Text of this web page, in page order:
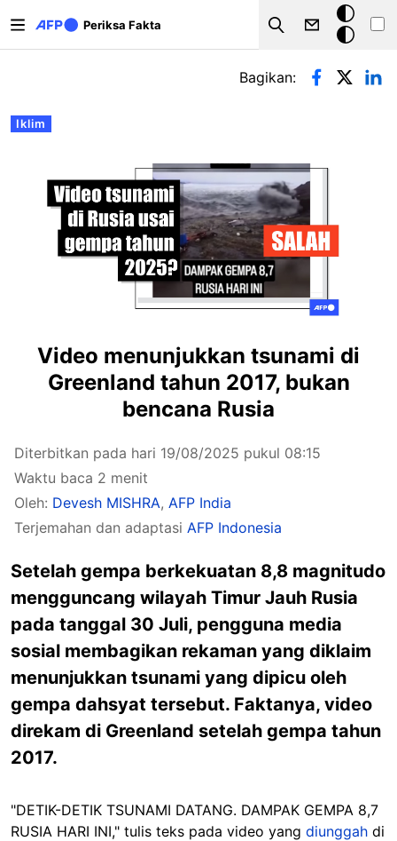
Periksa Fakta
Search
Mode
gelap
Tab primer
Iklim
Bagikan:
Video menunjukkan tsunami di
Greenland tahun 2017, bukan
bencana Rusia
Diterbitkan pada hari 19/08/2025 pukul 08:15
Waktu baca 2 menit
Oleh: Devesh MISHRA, AFP India
Terjemahan dan adaptasi AFP Indonesia
Setelah gempa berkekuatan 8,8 magnitudo
mengguncang wilayah Timur Jauh Rusia
pada tanggal 30 Juli, pengguna media
sosial membagikan rekaman yang diklaim
menunjukkan tsunami yang dipicu oleh
gempa dahsyat tersebut. Faktanya, video
direkam di Greenland setelah gempa tahun
2017.
"DETIK-DETIK TSUNAMI DATANG. DAMPAK GEMPA 8,7
RUSIA HARI INI," tulis teks pada video yang diunggah di